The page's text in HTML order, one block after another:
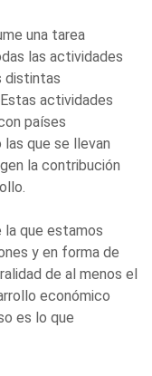
una tarea
las actividades
distintas
actividades
países
que se llevan
la contribución
la que estamos
y en forma de
de al menos el
económico
es lo que